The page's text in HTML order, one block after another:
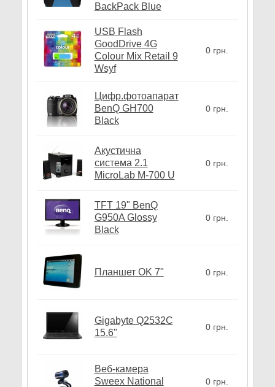
BackPack Blue
USB Flash
GoodDrive 4G
Colour Mix Retail 9
Wsyf
0 грн.
Цифр.фотоапарат
BenQ GH700
Black
0 грн.
Акустична
система 2.1
MicroLab M-700 U
0 грн.
TFT 19" BenQ
G950A Glossy
Black
0 грн.
Планшет OK 7" 0 грн.
Gigabyte Q2532C
15.6"
0 грн.
Веб-камера
Sweex National
0 грн.